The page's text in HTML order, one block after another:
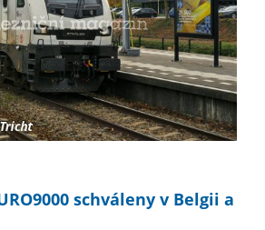
schváleny v Belgii a